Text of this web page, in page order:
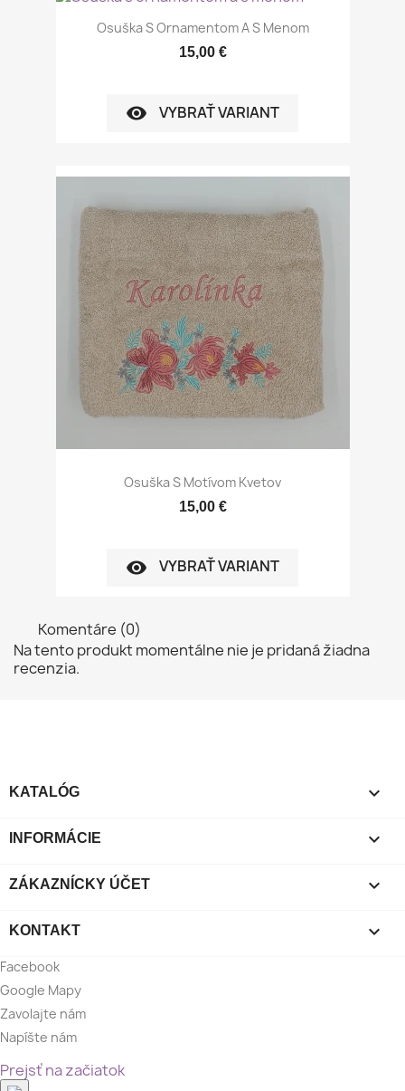
Osuška S Ornamentom A S Menom
15,00 €
visibility VYBRAŤ VARIANT
Osuška S Motívom Kvetov
15,00 €
visibility VYBRAŤ VARIANT
Komentáre (0)
Na tento produkt momentálne nie je pridaná žiadna
recenzia.
KATALÓG 
INFORMÁCIE 
ZÁKAZNÍCKY ÚČET 
KONTAKT 
Facebook
Google Mapy
Zavolajte nám
Napíšte nám
Prejsť na začiatok